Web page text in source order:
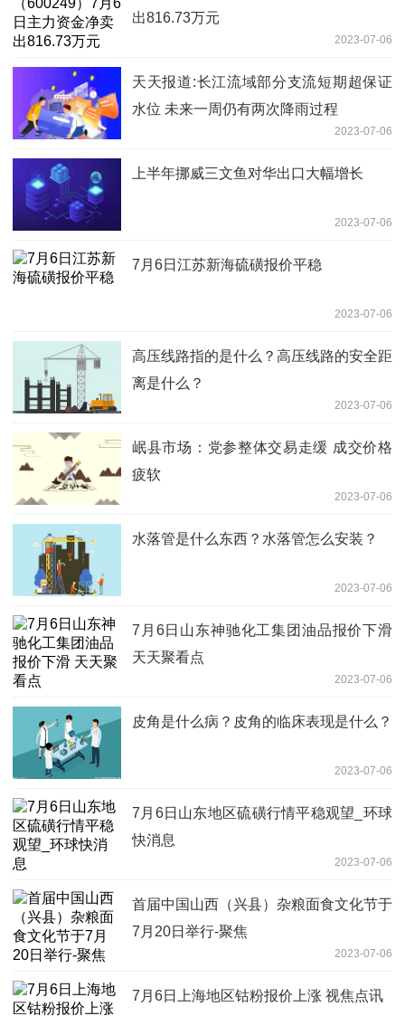
出816.73万元
2023-07-06
天天报道:长江流域部分支流短期超保证
水位 未来一周仍有两次降雨过程
2023-07-06
上半年挪威三文鱼对华出口大幅增长
2023-07-06
7月6日江苏新海硫磺报价平稳
2023-07-06
高压线路指的是什么？高压线路的安全距
离是什么？
2023-07-06
岷县市场：党参整体交易走缓 成交价格
疲软
2023-07-06
水落管是什么东西？水落管怎么安装？
2023-07-06
7月6日山东神驰化工集团油品报价下滑
天天聚看点
2023-07-06
皮角是什么病？皮角的临床表现是什么？
2023-07-06
7月6日山东地区硫磺行情平稳观望_环球
快消息
2023-07-06
首届中国山西（兴县）杂粮面食文化节于
7月20日举行-聚焦
2023-07-06
7月6日上海地区钴粉报价上涨 视焦点讯